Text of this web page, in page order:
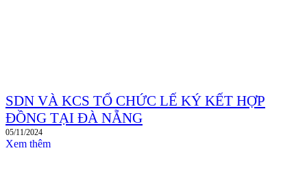
SDN VÀ KCS TỔ CHỨC LẾ KÝ KẾT HỢP
ĐỒNG TẠI ĐÀ NẴNG
05/11/2024
Xem thêm